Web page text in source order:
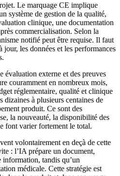
Le marquage CE implique
système de gestion de la qualité,
clinique, une documentation
commercialisation. Selon la
notifié peut être requise. Il faut
jour, les données et les performances
évaluation externe et des preuves
couramment en nombreux mois,
réglementaire, qualité et clinique
dizaines à plusieurs centaines de
produit. Ce sont des
la nouveauté, la disponibilité des
font varier fortement le total.
volontairement en deçà de cette
: l’IA prépare un document,
tandis qu’un
médicale. Cette stratégie est